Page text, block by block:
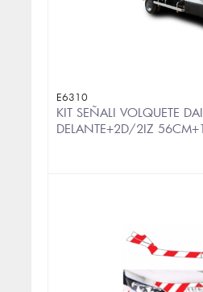
E6310
KIT SEÑALI VOLQUETE
DELANTE+2D/2IZ